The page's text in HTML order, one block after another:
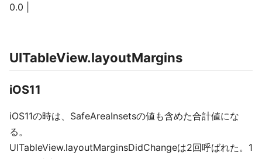
0.0 |
UITableView.layoutMargins
iOS11
iOS11の時は、SafeAreaInsetsの値も含めた合計値にな
る。
UITableView.layoutMarginsDidChangeは2回呼ばれた。1